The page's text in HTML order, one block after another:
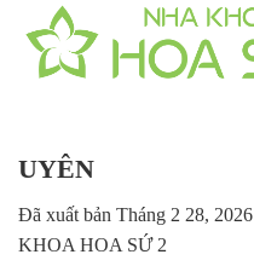
Chuyển
UYÊN
Đã xuất bản Tháng 2 28, 2026
KHOA HOA SỨ 2